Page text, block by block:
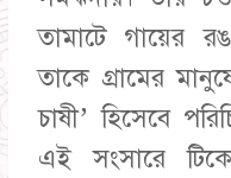
তামাটে গায়ের
তাকে গ্রামের
চাষী’ হিসেবে
এই সংসারে